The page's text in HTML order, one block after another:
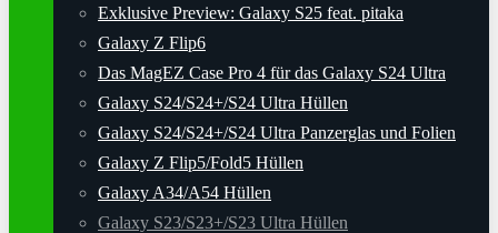
Exklusive Preview: Galaxy S25 feat. pitaka
Galaxy Z Flip6
Das MagEZ Case Pro 4 für das Galaxy S24 Ultra
Galaxy S24/S24+/S24 Ultra Hüllen
Galaxy S24/S24+/S24 Ultra Panzerglas und Folien
Galaxy Z Flip5/Fold5 Hüllen
Galaxy A34/A54 Hüllen
Galaxy S23/S23+/S23 Ultra Hüllen